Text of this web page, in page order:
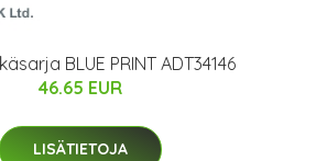
BLUE PRINT ADT34146
46.65 EUR
LISÄTIETOJA